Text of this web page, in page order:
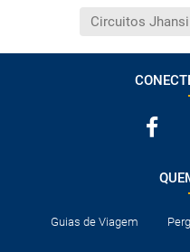
Circuitos Jhansi
Guias de Viagem